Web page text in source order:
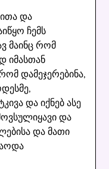
და
ჩემს
მაინც რომ
იმასთან
დამეჯერებინა,
და იქნებ ასე
და
და მათი